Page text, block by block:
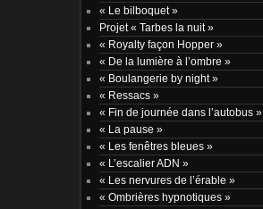
« Le bilboquet »
Projet « Tarbes la nuit »
« Royalty façon Hopper »
« De la lumière à l’ombre »
« Boulangerie by night »
« Ressacs »
« Fin de journée dans l’autobus »
« La pause »
« Les fenêtres bleues »
« L’escalier ADN »
« Les nervures de l’érable »
« Ombrières hypnotiques »